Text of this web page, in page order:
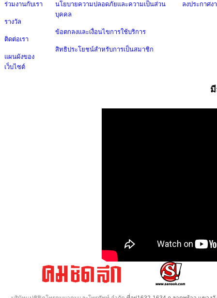
ร่วมงานกับเรา
รางวัล
ติดต่อเรา
แผนผังของ
เว็บไซต์
นโยบายความปลอดภัยและความเป็นส่วน
บุคคล
ข้อตกลงและเงื่อนไขการใช้บริการ
สิทธิประโยชน์สำหรับการเป็นสมาชิก
ลงประกาศง